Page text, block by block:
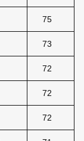
75
73
72
72
72